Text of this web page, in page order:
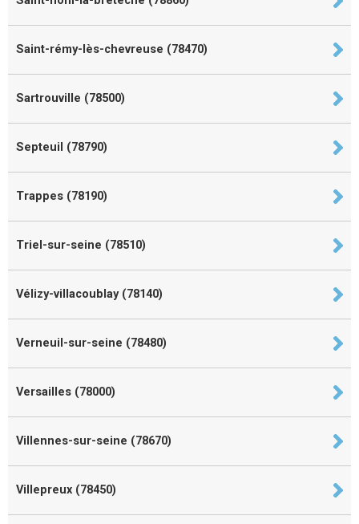
Saint-rémy-lès-chevreuse (78470)
Sartrouville (78500)
Septeuil (78790)
Trappes (78190)
Triel-sur-seine (78510)
Vélizy-villacoublay (78140)
Verneuil-sur-seine (78480)
Versailles (78000)
Villennes-sur-seine (78670)
Villepreux (78450)